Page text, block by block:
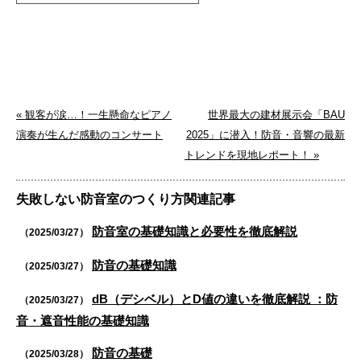
« 観客が涙…！一生懸命なピアノ
演奏が生んだ感動のコンサート
世界最大の建材展示会「BAU
2025」に潜入！防音・音響の最新
トレンドを現地レポート！ »
失敗しない防音室のつくり方関連記事
（2025/03/27） 防音室の基礎知識と必要性を徹底解説
（2025/03/27） 防音の基礎知識
（2025/03/27）
dB（デシベル）とD値の違いを徹底解説 ：防
音・遮音性能の基礎知識
（2025/03/28） 防音の基礎